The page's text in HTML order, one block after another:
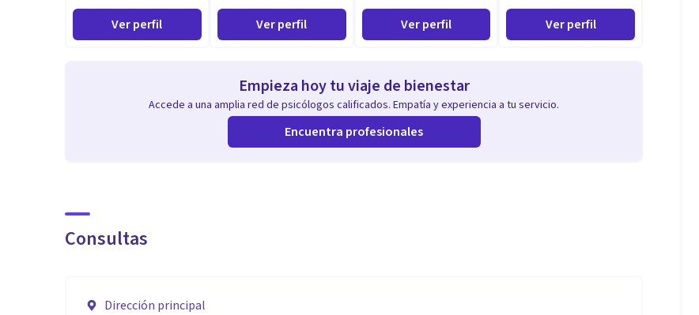
Ver perfil Ver perfil Ver perfil Ver perfil
Empieza hoy tu viaje de bienestar
Accede a una amplia red de psicólogos calificados. Empatía y experiencia a tu servicio.
Encuentra profesionales
Consultas
Dirección principal